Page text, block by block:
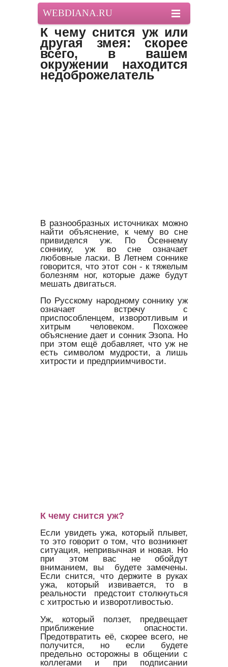
WEBDIANA.RU
К чему снится уж или
другая змея: скорее
всего, в вашем
окружении находится
недоброжелатель
В разнообразных источниках можно
найти объяснение, к чему во сне
привиделся уж. По Осеннему
соннику, уж во сне означает
любовные ласки. В Летнем соннике
говорится, что этот сон - к тяжелым
болезням ног, которые даже будут
мешать двигаться.
По Русскому народному соннику уж
означает встречу с
приспособленцем, изворотливым и
хитрым человеком. Похожее
объяснение дает и сонник Эзопа. Но
при этом ещё добавляет, что уж не
есть символом мудрости, а лишь
хитрости и предприимчивости.
К чему снится уж?
Если увидеть ужа, который плывет,
то это говорит о том, что возникнет
ситуация, непривычная и новая. Но
при этом вас не обойдут
вниманием, вы будете замечены.
Если снится, что держите в руках
ужа, который извивается, то в
реальности предстоит столкнуться
с хитростью и изворотливостью.
Уж, который ползет, предвещает
приближение опасности.
Предотвратить её, скорее всего, не
получится, но если будете
предельно осторожны в общении с
коллегами и при подписании